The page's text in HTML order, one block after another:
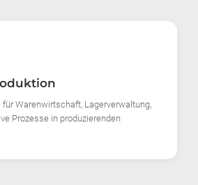
Warenwirtschaft, Lagerverwaltung,
Prozesse in produzierenden